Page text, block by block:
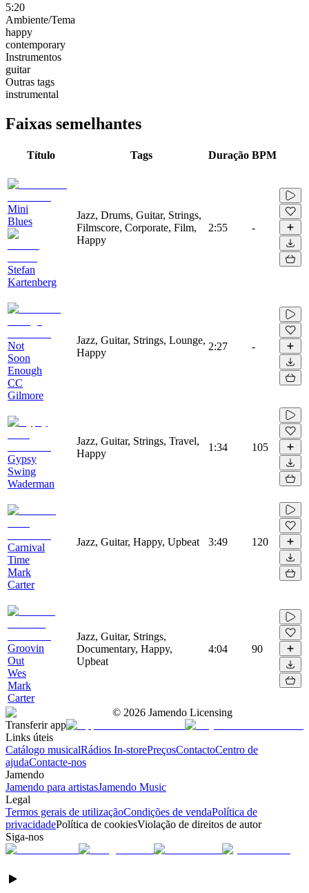
5:20
Ambiente/Tema
happy
contemporary
Instrumentos
guitar
Outras tags
instrumental
Faixas semelhantes
Título Tags Duração BPM
Mini
Blues
Stefan
Kartenberg
Jazz, Drums, Guitar, Strings,
Filmscore, Corporate, Film,
Happy
2:55 -
Not
Soon
Enough
CC
Gilmore
Jazz, Guitar, Strings, Lounge,
Happy
2:27 -
Gypsy
Swing
Waderman
Jazz, Guitar, Strings, Travel,
Happy
1:34 105
Carnival
Time
Mark
Carter
Jazz, Guitar, Happy, Upbeat 3:49 120
Groovin
Out
Wes
Mark
Carter
Jazz, Guitar, Strings,
Documentary, Happy,
Upbeat
4:04 90
© 2026 Jamendo Licensing
Transferir app
Links úteis
Catálogo musicalRádios In-storePreçosContactoCentro de
ajudaContacte-nos
Jamendo
Jamendo para artistasJamendo Music
Legal
Termos gerais de utilizaçãoCondições de vendaPolítica de
privacidadePolítica de cookiesViolação de direitos de autor
Siga-nos